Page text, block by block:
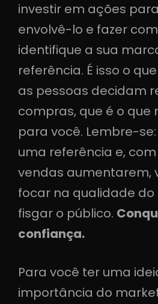
investir em ações
envolvê-lo e fazer
identifique a sua
referência. É isso o
as pessoas decidam
compras, que é o que
para você. Lembre-
uma referência e, com
vendas aumentarem,
focar na qualidade
fisgar o público.
confiança.
Para você ter uma
importância do